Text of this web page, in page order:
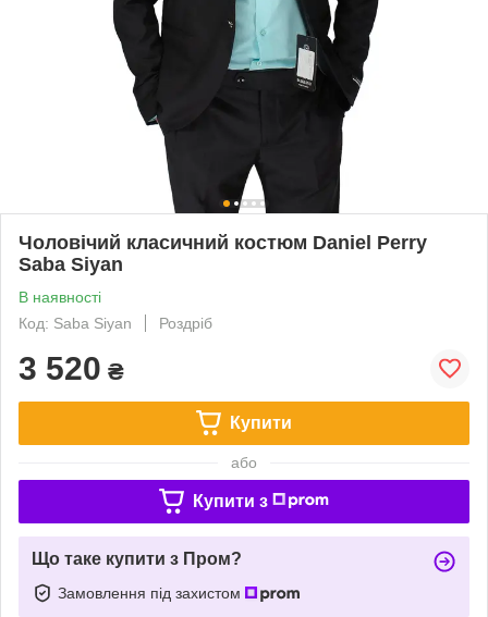
Чоловічий класичний костюм Daniel Perry
Saba Siyan
В наявності
Код: Saba Siyan
Роздріб
3 520 ₴
Купити
або
Купити з
Що таке купити з Пром?
Замовлення під захистом